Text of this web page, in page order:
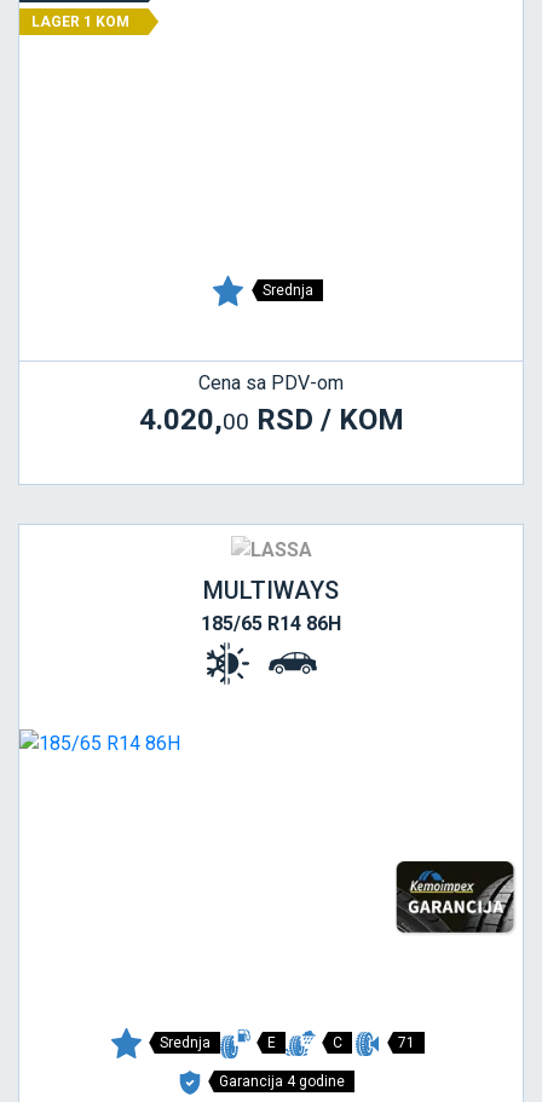
LAGER 1 KOM
Srednja
Cena sa PDV-om
4.020,00 RSD / KOM
MULTIWAYS
185/65 R14 86H
Srednja E C 71
Garancija 4 godine